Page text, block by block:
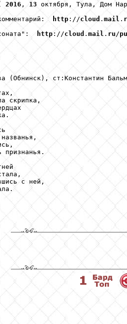
2016 , 13 октября, Тула, Дом
http ://cloud . mail .
http ://cloud . mail . ru/
(Обнинск), ст:Константин
скрипка,
признанья.
с ней,